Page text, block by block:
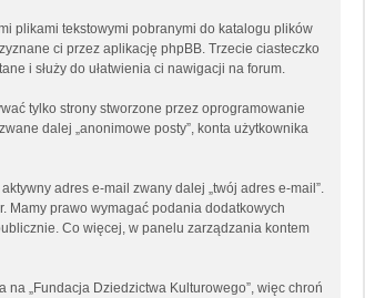
plikami tekstowymi pobranymi do katalogu plików
ci przez aplikację phpBB. Trzecie ciasteczko
i służy do ułatwienia ci nawigacji na forum.
tylko strony stworzone przez oprogramowanie
dalej „anonimowe posty”, konta użytkownika
adres e-mail zwany dalej „twój adres e-mail”.
Mamy prawo wymagać podania dodatkowych
Co więcej, w panelu zarządzania kontem
„Fundacja Dziedzictwa Kulturowego”, więc chroń